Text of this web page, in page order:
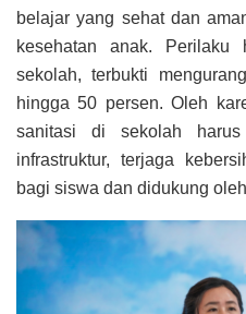
belajar yang sehat dan
kesehatan anak.
sekolah, terbukti
hingga 50 persen. Oleh
sanitasi di sekolah
infrastruktur, terjaga
bagi siswa dan didukung